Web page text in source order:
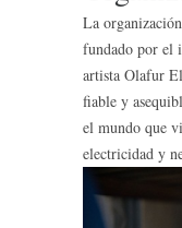
La
fundado por el
artista Olafur
fiable y
el mundo que
electricidad y